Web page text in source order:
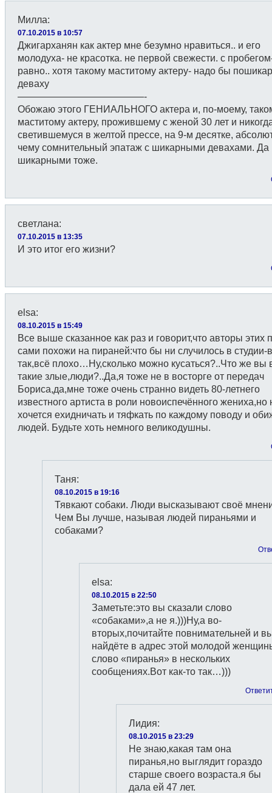
Милла:
07.10.2015 в 10:57
Джигарханян как актер мне безумно нравиться.. и его
молодуха- не красотка. не первой свежести. с
равно.. хотя такому маститому актеру- надо бы
деваху
—————————————-
Обожаю этого ГЕНИАЛЬНОГО актера и, по-моему,
маститому актеру, прожившему с женой 30 лет и
светившемуся в желтой прессе, на 9-м десятке,
чему сомнительный эпатаж с шикарными девахами. Да
шикарными тоже.
светлана:
07.10.2015 в 13:35
И это итог его жизни?
elsa:
08.10.2015 в 15:49
Все выше сказанное как раз и говорит,что авторы этих
сами похожи на пираней:что бы ни случилось в студии-
так,всё плохо…Ну,сколько можно кусаться?..Что же вы
такие злые,люди?..Да,я тоже не в восторге от передач
Бориса,да,мне тоже очень странно видеть 80-летнего
известного артиста в роли новоиспечённого жениха,но
хочется ехидничать и тяфкать по каждому поводу и
людей. Будьте хоть немного великодушны.
Таня:
08.10.2015 в 19:16
Тявкают собаки. Люди высказывают своё
Чем Вы лучше, называя людей пираньями и
собаками?
elsa:
08.10.2015 в 22:50
Заметьте:это вы сказали слово
«собаками»,а не я.)))Ну,а во-
вторых,почитайте повнимательней и
найдёте в адрес этой молодой
слово «пиранья» в нескольких
сообщениях.Вот как-то так…)))
Лидия:
08.10.2015 в 23:29
Не знаю,какая там она
пиранья,но выглядит гораздо
старше своего возраста.я бы
дала ей 47 лет.